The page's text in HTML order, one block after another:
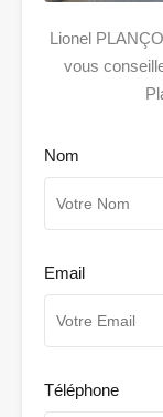
Lionel
vous
Nom
Email
Téléphone